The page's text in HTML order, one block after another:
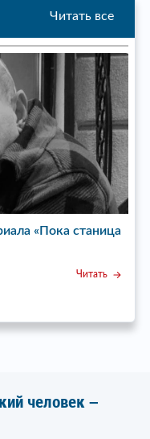
Читать все
«Пока станица
Читать
человек –